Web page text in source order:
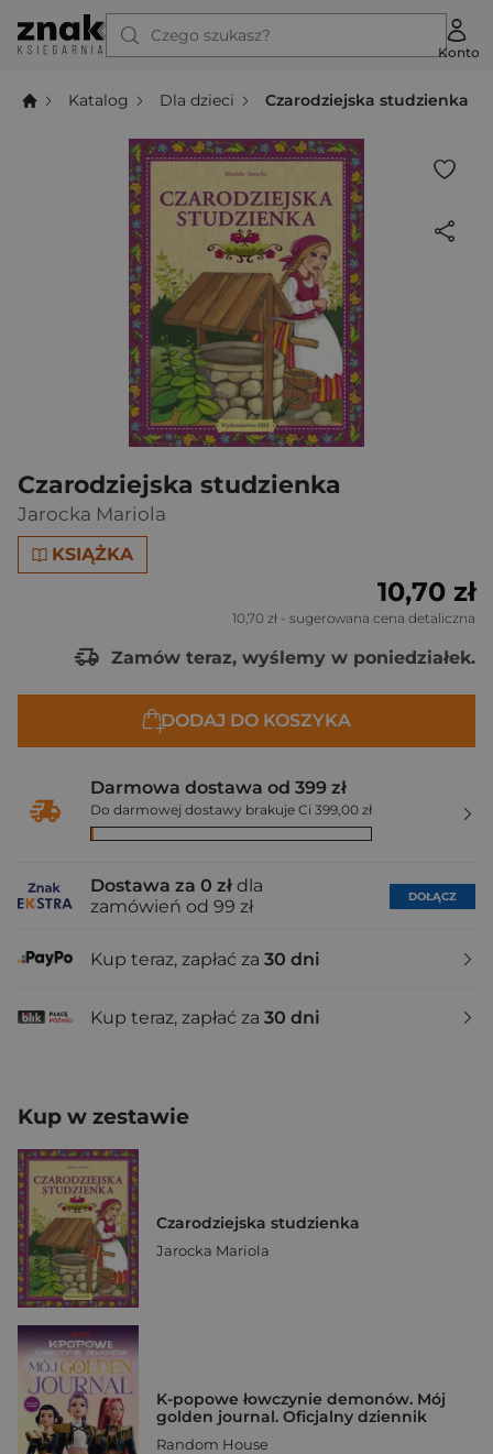
Czego szukasz?
Konto
Katalog Dla dzieci Czarodziejska studzienka
Czarodziejska studzienka
Jarocka Mariola
KSIĄŻKA
10,70 zł
10,70 zł - sugerowana cena detaliczna
Zamów teraz, wyślemy w poniedziałek.
DODAJ DO KOSZYKA
Darmowa dostawa od 399 zł
Do darmowej dostawy brakuje Ci 399,00 zł
Dostawa za 0 zł dla
zamówień od 99 zł
DOŁĄCZ
Kup teraz, zapłać za 30 dni
Kup teraz, zapłać za 30 dni
Kup w zestawie
Czarodziejska studzienka
Jarocka Mariola
K-popowe łowczynie demonów. Mój
golden journal. Oficjalny dziennik
Random House